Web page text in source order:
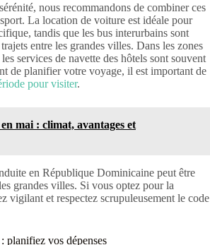
nous recommandons de combiner ces
La location de voiture est idéale pour
tandis que les bus interurbains sont
entre les grandes villes. Dans les zones
services de navette des hôtels sont souvent
de planifier votre voyage, il est important de
pour visiter.
mai : climat, avantages et
en République Dominicaine peut être
grandes villes. Si vous optez pour la
vigilant et respectez scrupuleusement le code
planifiez vos dépenses